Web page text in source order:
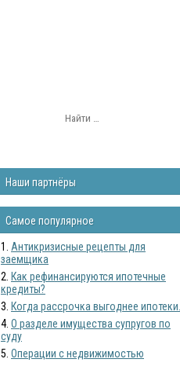
Наши партнёры
Самое популярное
Антикризисные рецепты для
заемщика
Как рефинансируются ипотечные
кредиты?
Когда рассрочка выгоднее ипотеки...
О разделе имущества супругов по
суду
Операции с недвижимостью